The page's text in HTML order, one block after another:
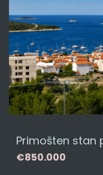
Primošten stan
€850.000